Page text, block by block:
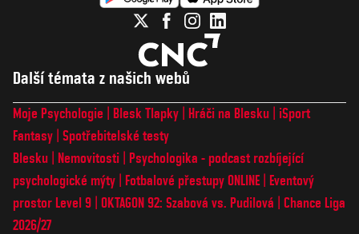
Další témata z našich webů
Moje Psychologie Blesk Tlapky Hráči na Blesku
iSport
Fantasy Spotřebitelské testy
Blesku
Nemovitosti
Psychologika - podcast rozbíjející
psychologické mýty
Fotbalové přestupy ONLINE
Eventový
prostor Level 9 OKTAGON 92: Szabová vs. Pudilová
Chance Liga
2026/27